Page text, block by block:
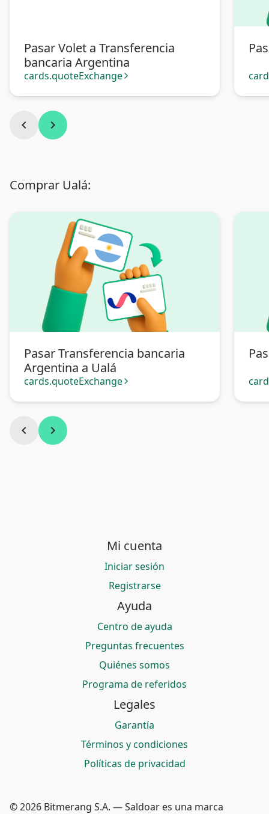
Pasar Volet a Transferencia
bancaria Argentina
cards.quoteExchange arrow_forward_ios
chevron_left chevron_right
Comprar Ualá:
Pasar Transferencia bancaria
Argentina a Ualá
cards.quoteExchange arrow_forward_ios
chevron_left chevron_right
Mi cuenta
Iniciar sesión
Registrarse
Ayuda
Centro de ayuda
Preguntas frecuentes
Quiénes somos
Programa de referidos
Legales
Garantía
Términos y condiciones
Políticas de privacidad
© 2026 Bitmerang S.A. — Saldoar es una marca